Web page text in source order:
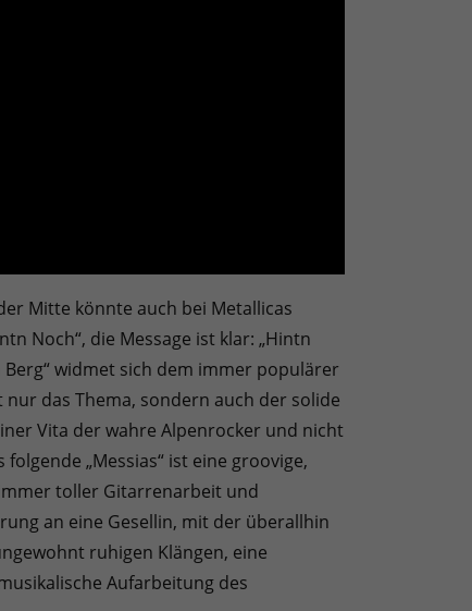
Mitte könnte auch bei Metallicas
Noch“, die Message ist klar: „Hintn
widmet sich dem immer populärer
das Thema, sondern auch der solide
Vita der wahre Alpenrocker und nicht
„Messias“ ist eine groovige,
toller Gitarrenarbeit und
an eine Gesellin, mit der überallhin
ruhigen Klängen, eine
Aufarbeitung des